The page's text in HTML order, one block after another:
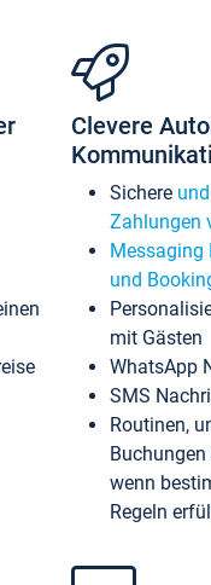
Clevere
Sichere
Zahlungen
und
mit Gästen
WhatsApp
SMS
Routinen,
wenn
Regeln